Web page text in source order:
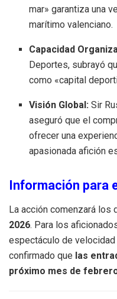
mar» garantiza una
marítimo valenciano.
Capacidad
Deportes, subrayó
como «capital
Visión Global: Sir
aseguró que el
ofrecer una
apasionada afición
Información para
La acción comenzará los
2026. Para los
espectáculo de
confirmado que las
próximo mes de